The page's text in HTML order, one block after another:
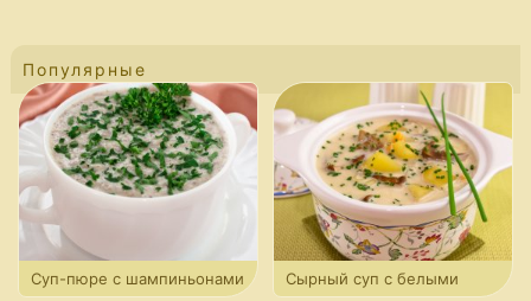
Популярные
Суп-пюре с шампиньонами
Сырный суп с белыми